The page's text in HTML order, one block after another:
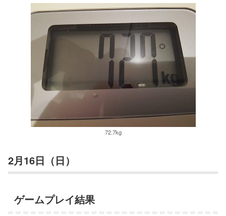
72.7kg
2月16日（日）
ゲームプレイ結果